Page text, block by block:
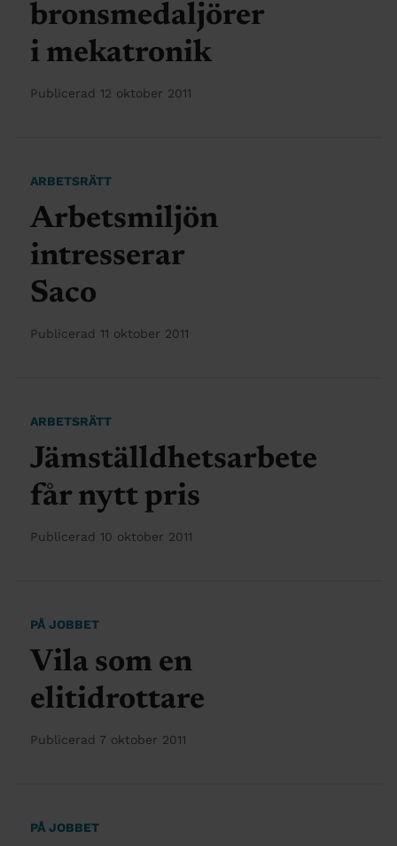
bronsmedaljörer
i mekatronik
Publicerad 12 oktober 2011
ARBETSRÄTT
Arbetsmiljön
intresserar
Saco
Publicerad 11 oktober 2011
ARBETSRÄTT
Jämställdhetsarbete
får nytt pris
Publicerad 10 oktober 2011
PÅ JOBBET
Vila som en
elitidrottare
Publicerad 7 oktober 2011
PÅ JOBBET